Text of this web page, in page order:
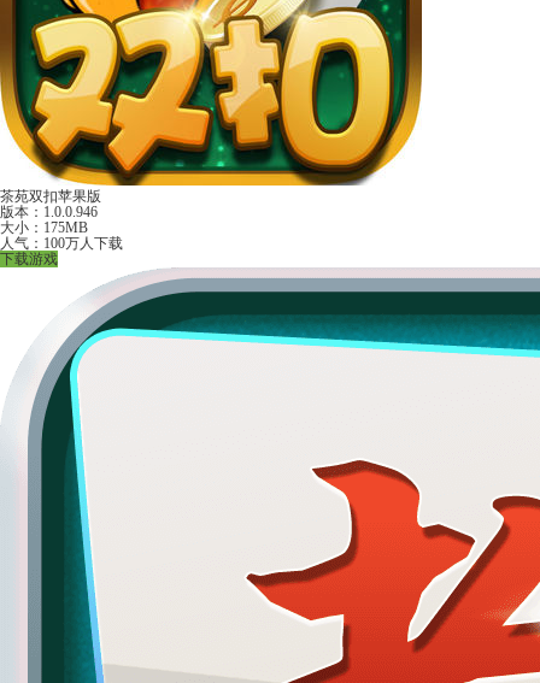
茶苑双扣苹果版
版本：1.0.0.946
大小：175MB
人气：100万人下载
下载游戏